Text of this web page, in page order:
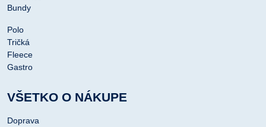
Bundy
Polo
Tričká
Fleece
Gastro
VŠETKO O NÁKUPE
Doprava